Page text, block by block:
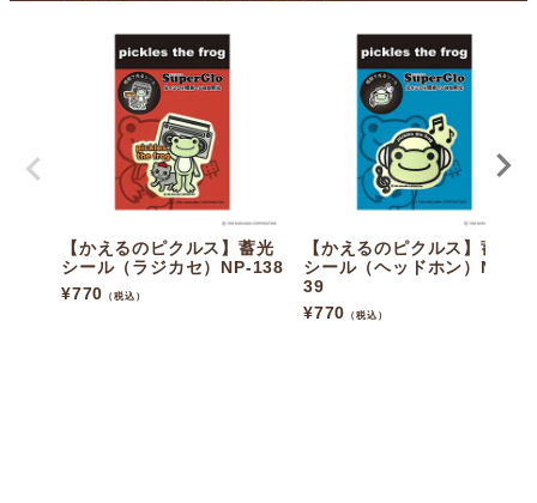
【かえるのピクルス】蓄光
シール（ラジカセ）NP-138
¥770 （税込）
【かえるのピクルス】蓄光
シール（ヘッドホン）NP-1
39
¥770 （税込）